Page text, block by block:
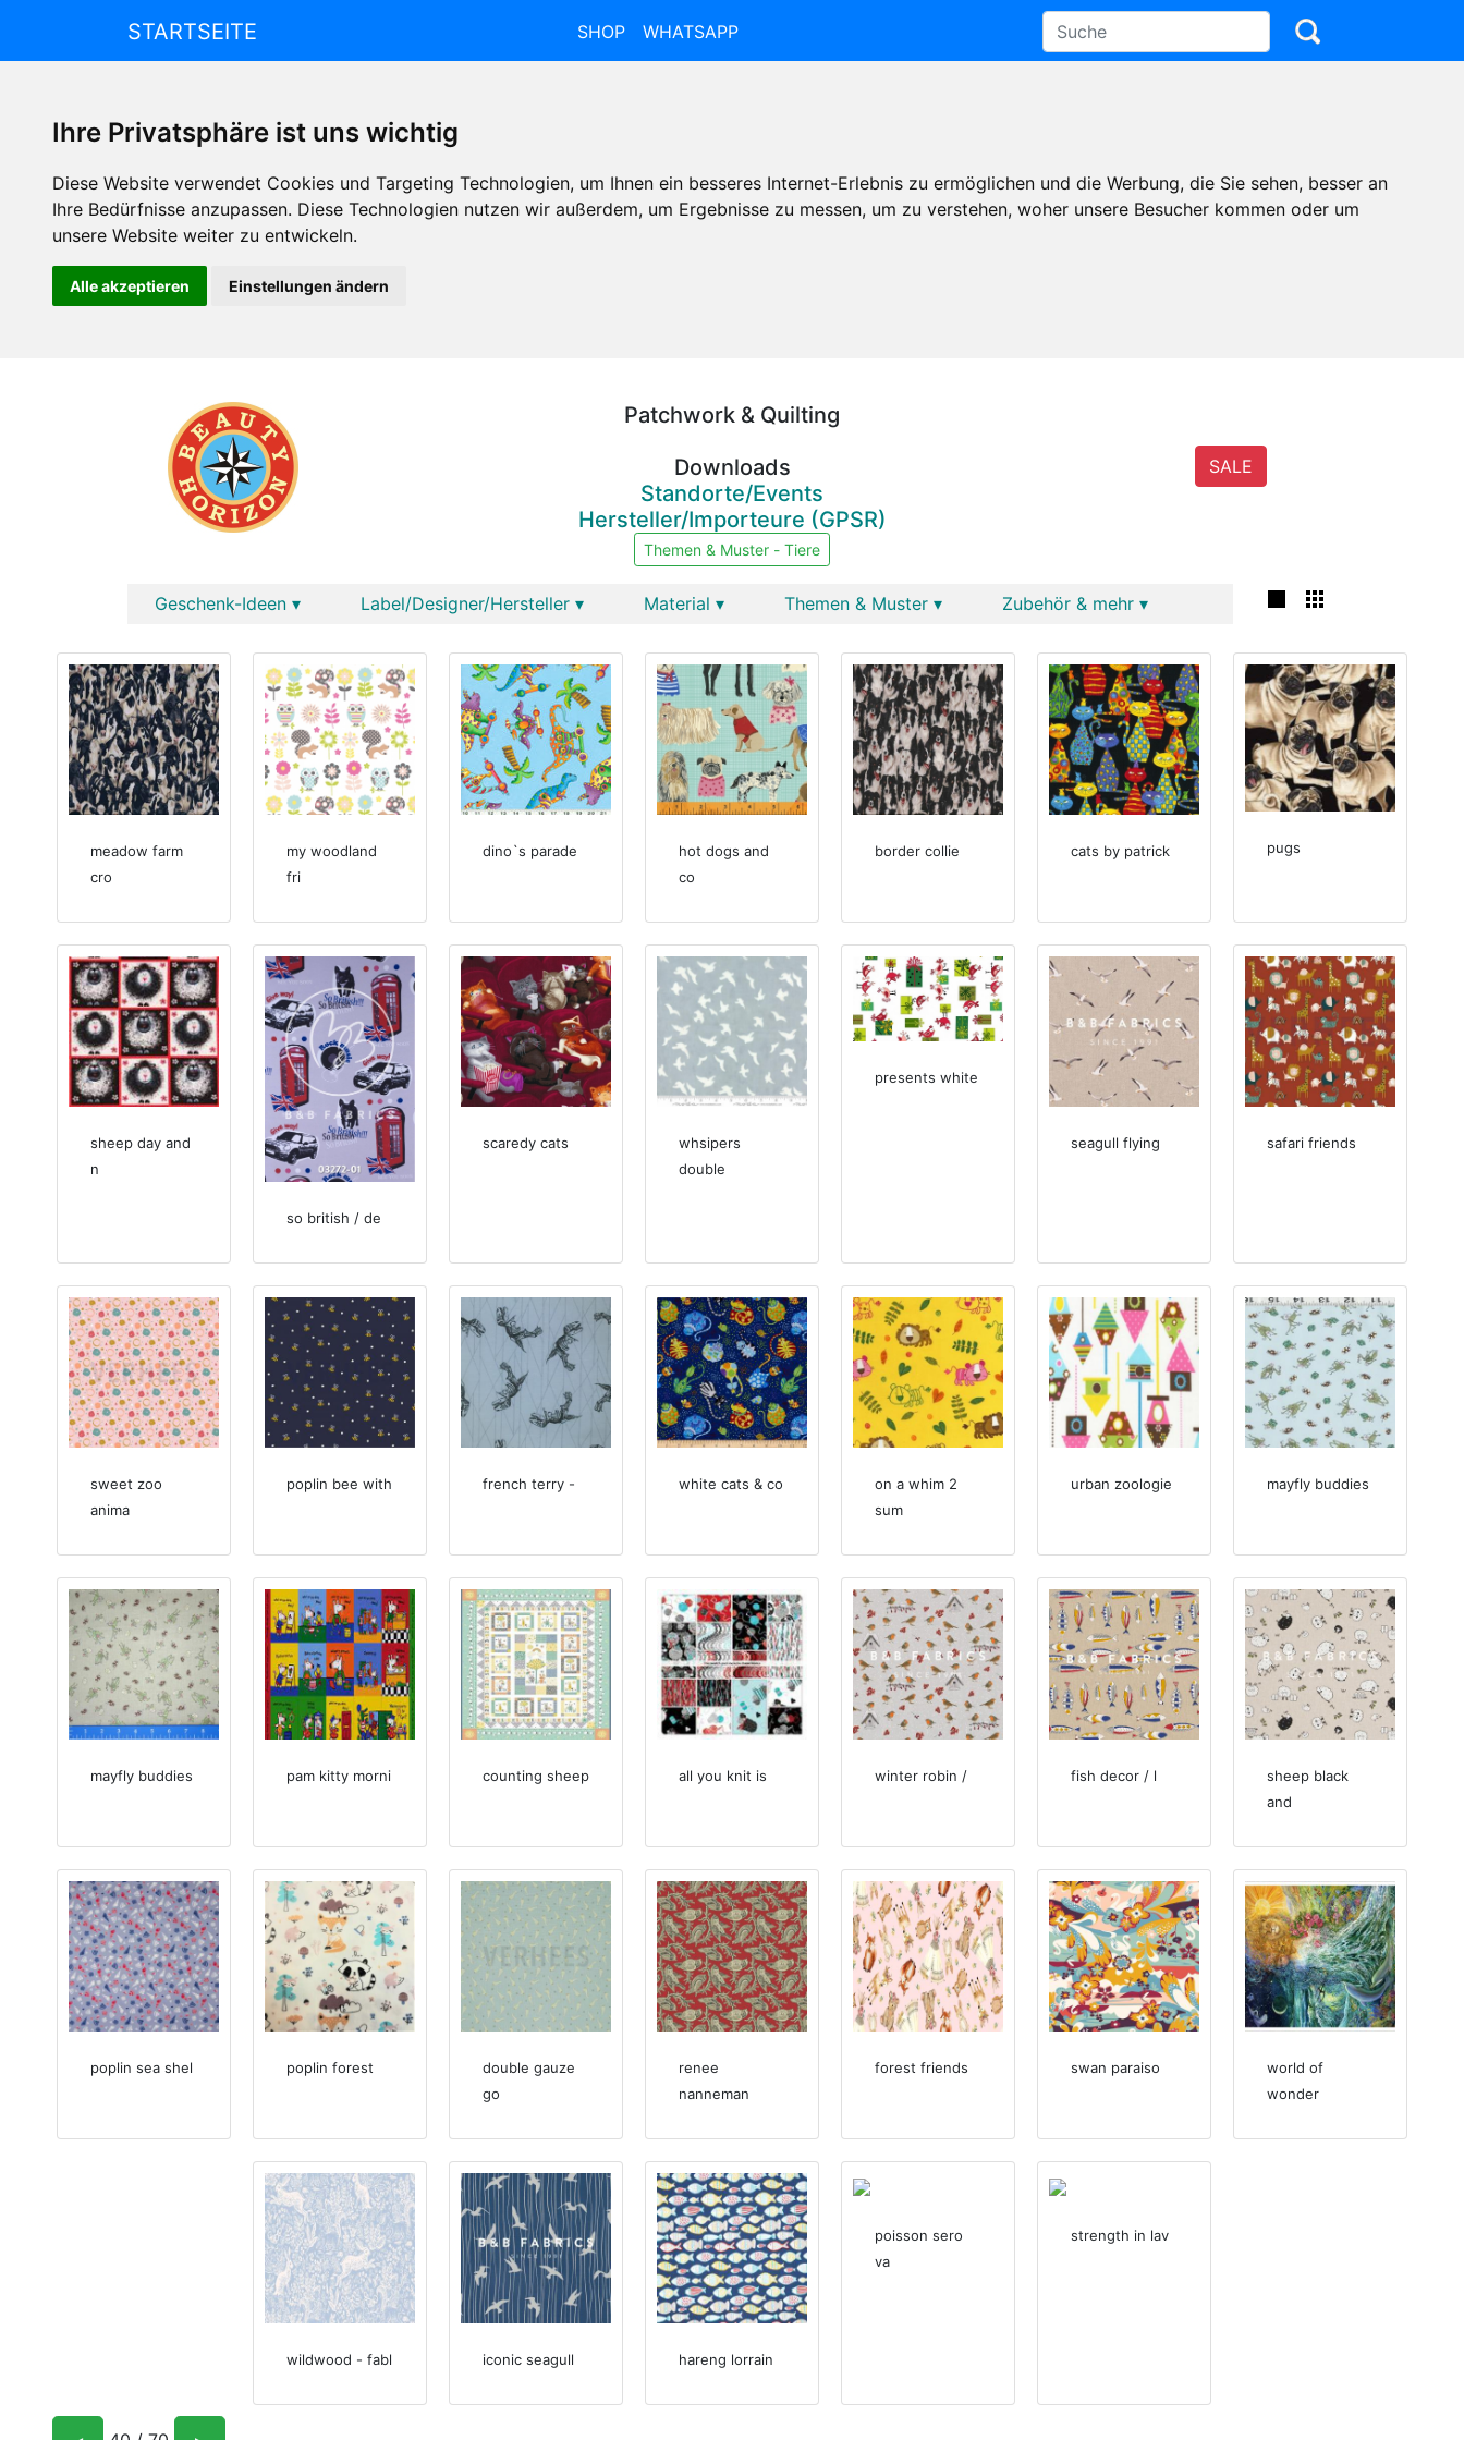
Ihre Privatsphäre ist uns wichtig
Diese Website verwendet Cookies und Targeting Technologien, um Ihnen ein besseres Internet-Erlebnis zu ermöglichen und die Werbung, die Sie sehen, besser an
Ihre Bedürfnisse anzupassen. Diese Technologien nutzen wir außerdem, um Ergebnisse zu messen, um zu verstehen, woher unsere Besucher kommen oder um
unsere Website weiter zu entwickeln.
Alle akzeptieren Einstellungen ändern
STARTSEITE SHOP WHATSAPP
Patchwork & Quilting
Downloads
Standorte/Events
Hersteller/Importeure (GPSR)
Themen & Muster - Tiere
SALE
Geschenk-Ideen ▾ Label/Designer/Hersteller ▾ Material ▾ Themen & Muster ▾ Zubehör & mehr ▾
meadow farm
cro
my woodland
fri
dino`s parade
hot dogs and
co
border collie cats by patrick pugs
sheep day and
n
so british / de
scaredy cats
whsipers
double
presents white
seagull flying safari friends
sweet zoo
anima
poplin bee with french terry - white cats & co
on a whim 2
sum
urban zoologie mayfly buddies
mayfly buddies pam kitty morni counting sheep all you knit is winter robin / fish decor / l
sheep black
and
poplin sea shel poplin forest
double gauze
go
renee
nanneman
forest friends swan paraiso
world of
wonder
wildwood - fabl iconic seagull hareng lorrain
poisson sero
va
strength in lav